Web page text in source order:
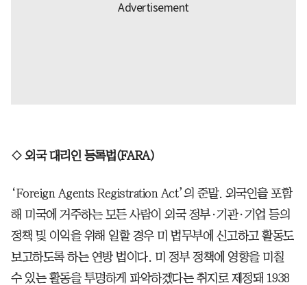
◇ 외국 대리인 등록법(FARA)
‘Foreign Agents Registration Act’의 준말. 외국인을 포함
해 미국에 거주하는 모든 사람이 외국 정부·기관·기업 등의
정책 및 이익을 위해 일할 경우 미 법무부에 신고하고 활동도
보고하도록 하는 연방 법이다. 미 정부 정책에 영향을 미칠
수 있는 활동을 투명하게 파악하겠다는 취지로 제정돼 1938